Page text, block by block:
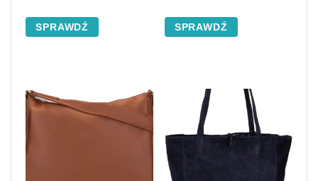
SPRAWDŹ SPRAWDŹ